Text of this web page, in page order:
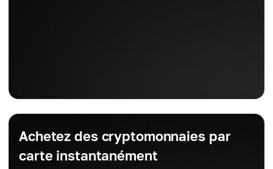
Achetez des cryptomonnaies par
carte instantanément